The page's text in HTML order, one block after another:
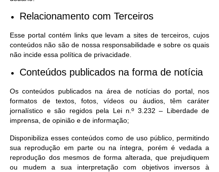
Relacionamento com Terceiros
Esse portal contém links que levam a sites de terceiros, cujos
conteúdos não são de nossa responsabilidade e sobre os quais
não incide essa política de privacidade.
Conteúdos publicados na forma de notícia
Os conteúdos publicados na área de notícias do portal, nos
formatos de textos, fotos, vídeos ou áudios, têm caráter
jornalístico e são regidos pela Lei n.º 3.232 – Liberdade de
imprensa, de opinião e de informação;
Disponibiliza esses conteúdos como de uso público, permitindo
sua reprodução em parte ou na íntegra, porém é vedada a
reprodução dos mesmos de forma alterada, que prejudiquem
ou mudem a sua interpretação com objetivos inversos à